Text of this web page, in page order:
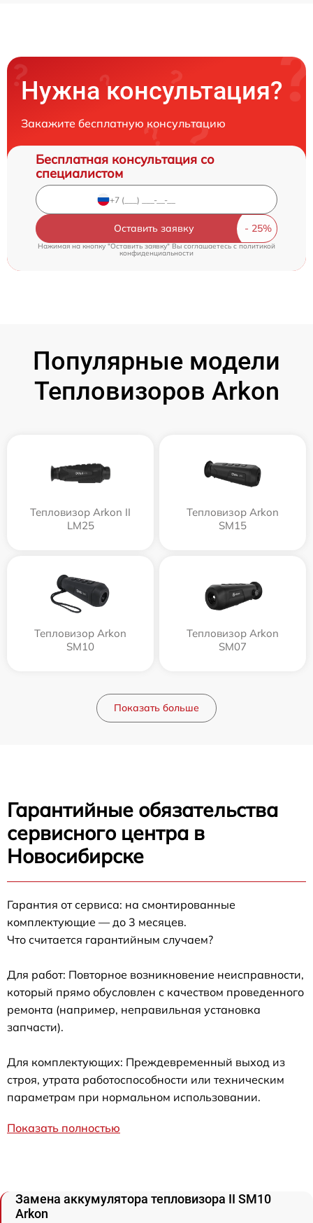
Нужна консультация?
Закажите бесплатную консультацию
Бесплатная консультация со
специалистом
Оставить заявку
Нажимая на кнопку "Оставить заявку" Вы соглашаетесь c политикой
конфиденциальности
Популярные модели
Тепловизоров Arkon
Тепловизор Arkon II
LM25
Тепловизор Arkon
SM15
Тепловизор Arkon
SM10
Тепловизор Arkon
SM07
Показать больше
Гарантийные обязательства
сервисного центра в
Новосибирске
Гарантия от сервиса: на смонтированные
комплектующие — до 3 месяцев.
Что считается гарантийным случаем?
Для работ: Повторное возникновение неисправности,
который прямо обусловлен с качеством проведенного
ремонта (например, неправильная установка
запчасти).
Для комплектующих: Преждевременный выход из
строя, утрата работоспособности или техническим
параметрам при нормальном использовании.
Показать полностью
Замена аккумулятора тепловизора II SM10
Arkon